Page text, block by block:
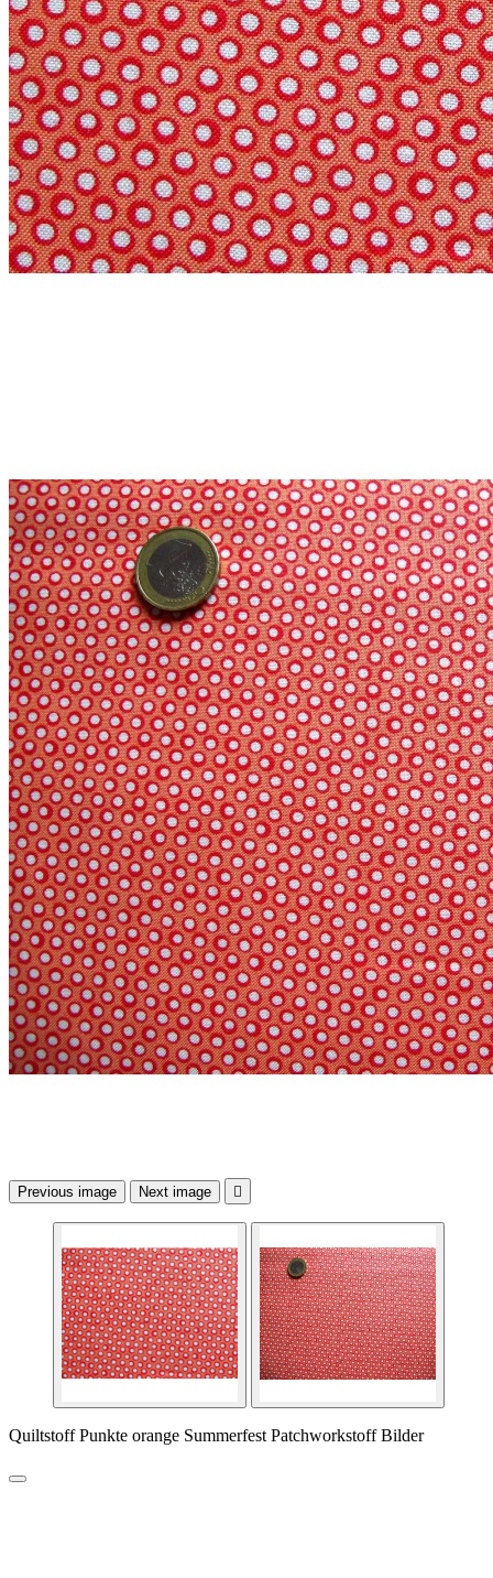
Previous image Next image 
Quiltstoff Punkte orange Summerfest Patchworkstoff Bilder